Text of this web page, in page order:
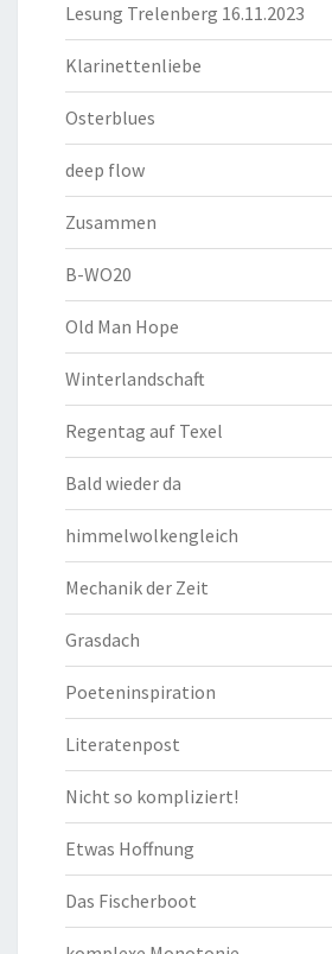
Lesung Trelenberg 16.11.2023
Klarinettenliebe
Osterblues
deep flow
Zusammen
B-WO20
Old Man Hope
Winterlandschaft
Regentag auf Texel
Bald wieder da
himmelwolkengleich
Mechanik der Zeit
Grasdach
Poeteninspiration
Literatenpost
Nicht so kompliziert!
Etwas Hoffnung
Das Fischerboot